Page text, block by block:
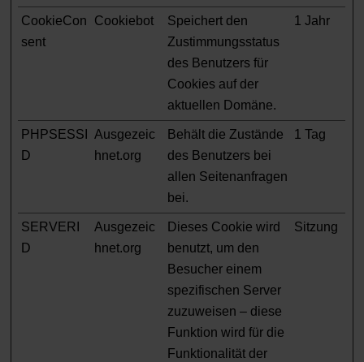
CookieCon
sent
Cookiebot
Speichert den
Zustimmungsstatus
des Benutzers für
Cookies auf der
aktuellen Domäne.
1 Jahr
PHPSESSI
D
Ausgezeic
hnet.org
Behält die Zustände
des Benutzers bei
allen Seitenanfragen
bei.
1 Tag
SERVERI
D
Ausgezeic
hnet.org
Dieses Cookie wird
benutzt, um den
Besucher einem
spezifischen Server
zuzuweisen – diese
Funktion wird für die
Funktionalität der
Sitzung